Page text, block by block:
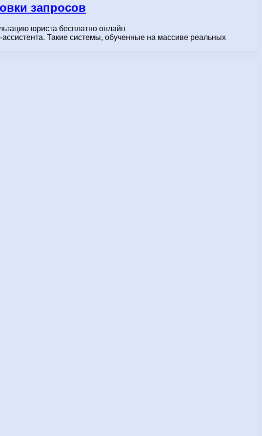
запросов
юриста бесплатно онлайн
Такие системы, обученные на массиве реальных